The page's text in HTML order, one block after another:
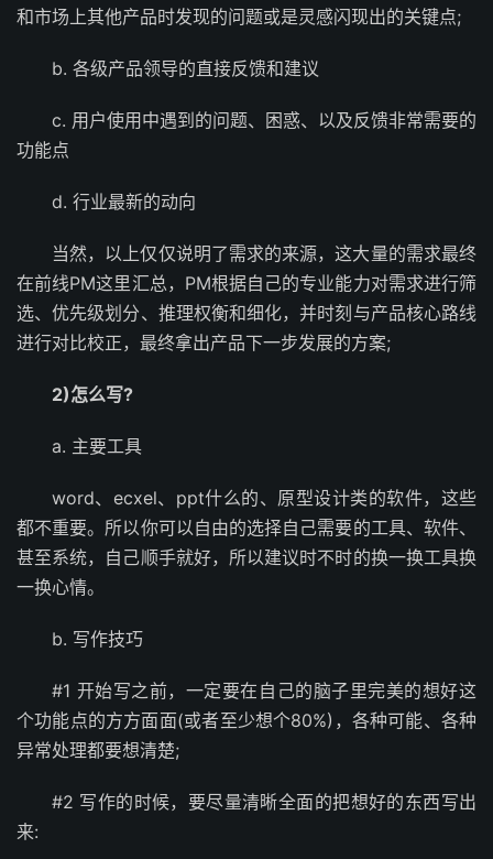
和市场上其他产品时发现的问题或是灵感闪现出的关键点;
b. 各级产品领导的直接反馈和建议
c. 用户使用中遇到的问题、困惑、以及反馈非常需要的
功能点
d. 行业最新的动向
当然，以上仅仅说明了需求的来源，这大量的需求最终
在前线PM这里汇总，PM根据自己的专业能力对需求进行筛
选、优先级划分、推理权衡和细化，并时刻与产品核心路线
进行对比校正，最终拿出产品下一步发展的方案;
2)怎么写?
a. 主要工具
word、ecxel、ppt什么的、原型设计类的软件，这些
都不重要。所以你可以自由的选择自己需要的工具、软件、
甚至系统，自己顺手就好，所以建议时不时的换一换工具换
一换心情。
b. 写作技巧
#1 开始写之前，一定要在自己的脑子里完美的想好这
个功能点的方方面面(或者至少想个80%)，各种可能、各种
异常处理都要想清楚;
#2 写作的时候，要尽量清晰全面的把想好的东西写出
来: